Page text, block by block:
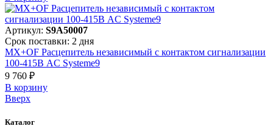
Артикул: S9A50007
Срок поставки: 2 дня
MX+OF Расцепитель независимый с контактом сигнализации
100-415В AC Systeme9
9 760 ₽
В корзинy
Вверх
Каталог